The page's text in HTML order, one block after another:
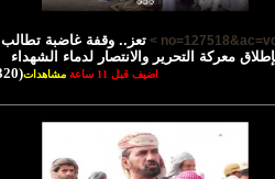
تعز.. وقفة غاضبة تطالب
معركة التحرير والانتصار لدماء الشهداء
اضيف قبل 11 ساعة مشاهدات(320)